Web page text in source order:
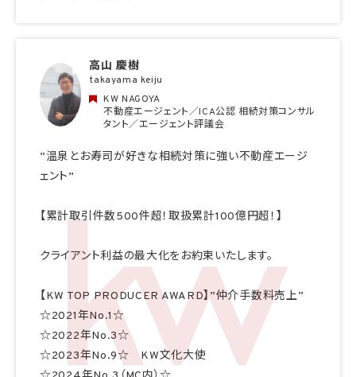
高山 慶樹
takayama keiju
KW NAGOYA
不動産エージェント／ICA公認 相続対策コンサル
タント／エージェント評議会
”温泉とお寿司が好きな相続対策に強い不動産エージ
ェント”
【累計取引件数500件超！取扱累計100億円超！】
クライアント利益の最大化をお約束いたします。
【KW TOP PRODUCER AWARD】”仲介手数料売上”
☆2021年No.1☆
☆2022年No.3☆
☆2023年No.9☆ KW文化大使